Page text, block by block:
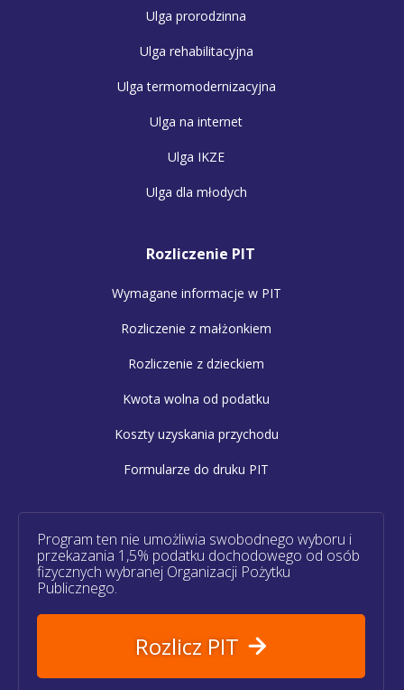
Ulga prorodzinna
Ulga rehabilitacyjna
Ulga termomodernizacyjna
Ulga na internet
Ulga IKZE
Ulga dla młodych
Rozliczenie PIT
Wymagane informacje w PIT
Rozliczenie z małżonkiem
Rozliczenie z dzieckiem
Kwota wolna od podatku
Koszty uzyskania przychodu
Formularze do druku PIT
Program ten nie umożliwia swobodnego wyboru i
przekazania 1,5% podatku dochodowego od osób
fizycznych wybranej Organizacji Pożytku
Publicznego.
Rozlicz PIT